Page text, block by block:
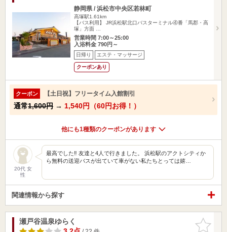
静岡県 / 浜松市中央区若林町
高塚駅1.61km
【バス利用】 JR浜松駅北口バスターミナル④番「馬郡・高
塚」方面 …
営業時間 7:00～25:00
入浴料金 790円～
日帰り エステ・マッサージ
クーポンあり
クーポン 【土日祝】フリータイム入館割引
通常1,600円 → 1,540円（60円お得！）
他にも1種類のクーポンがあります
20代 女
性
最高でした‼︎ 友達と4人で行きました。 浜松駅のアクトシティか
ら無料の送迎バスが出ていて車がない私たちとっては嬉…
関連情報から探す
お気に入
りに追加
瀬戸谷温泉ゆらく